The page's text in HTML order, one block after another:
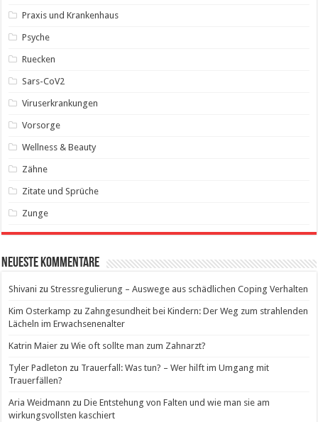
Praxis und Krankenhaus
Psyche
Ruecken
Sars-CoV2
Viruserkrankungen
Vorsorge
Wellness & Beauty
Zähne
Zitate und Sprüche
Zunge
Neueste Kommentare
Shivani zuStressregulierung – Auswege aus schädlichen Coping Verhalten
Kim Osterkamp zu Zahngesundheit bei Kindern: Der Weg zum strahlenden
Lächeln im Erwachsenenalter
Katrin Maier zuWie oft sollte man zum Zahnarzt?
Tyler Padleton zu Trauerfall: Was tun? – Wer hilft im Umgang mit
Trauerfällen?
Aria Weidmann zuDie Entstehung von Falten und wie man sie am
wirkungsvollsten kaschiert